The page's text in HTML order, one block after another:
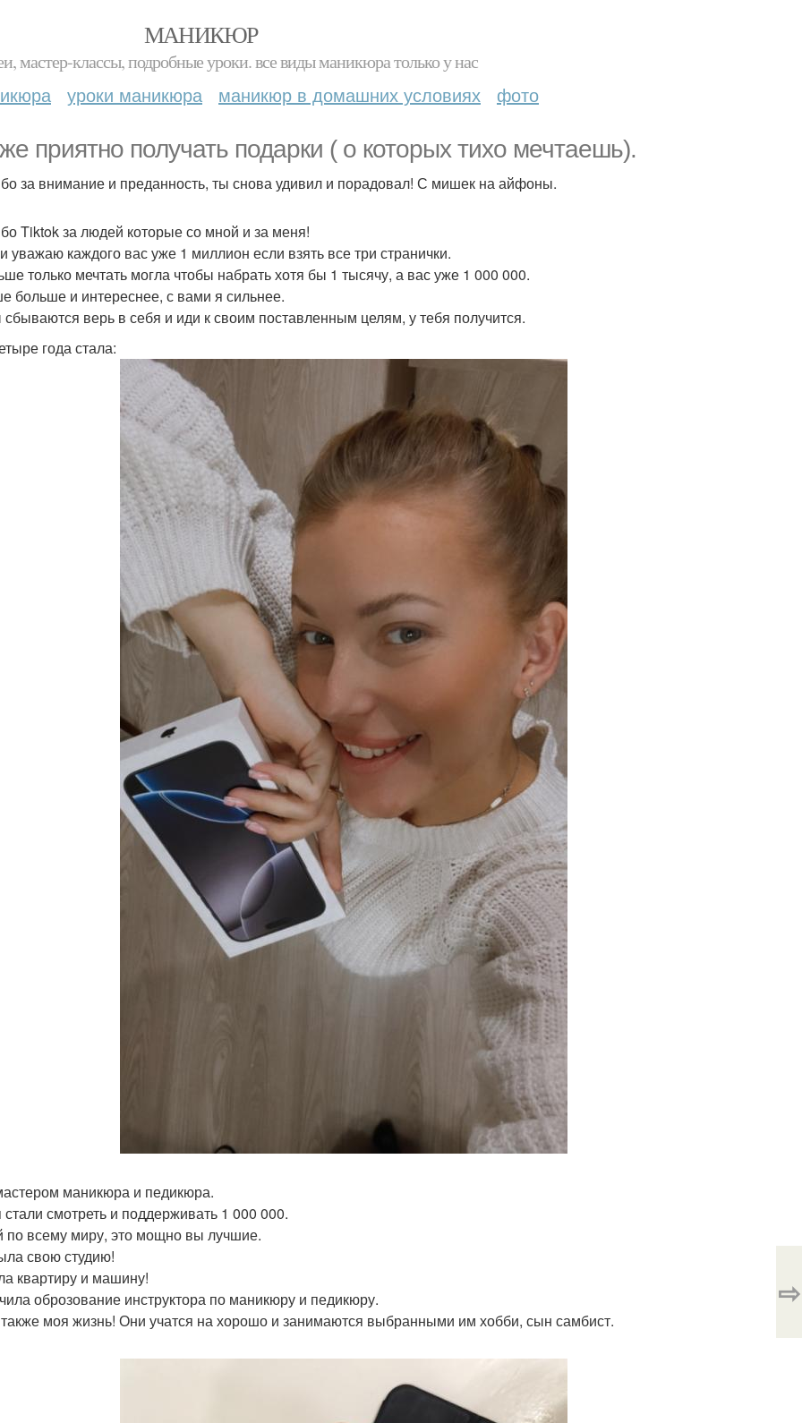
МАНИКЮР
мастер-классы, подробные уроки. все виды маникюра только у нас
уроки маникюра маникюр в домашних условиях фото
приятно получать подарки ( о которых тихо мечтаешь).
за внимание и преданность, ты снова удивил и порадовал! С мишек на айфоны.
Tiktok за людей которые со мной и за меня!
уважаю каждого вас уже 1 миллион если взять все три странички.
только мечтать могла чтобы набрать хотя бы 1 тысячу, а вас уже 1 000 000.
больше и интереснее, с вами я сильнее.
верь в себя и иди к своим поставленным целям, у тебя получится.
года стала:
маникюра и педикюра.
смотреть и поддерживать 1 000 000.
всему миру, это мощно вы лучшие.
свою студию!
квартиру и машину!
оброзование инструктора по маникюру и педикюру.
также моя жизнь! Они учатся на хорошо и занимаются выбранными им хобби, сын самбист.
⇨